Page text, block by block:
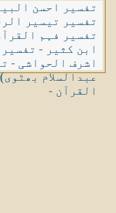
تفسیر احسن
تفسیر تیسیر
تفسیر فہم
ابن کثیر -
اشرف الحواشی -
عبدالسلام بھٹوی)
القرآن -